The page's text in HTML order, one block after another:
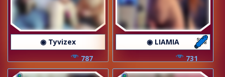
◉ Tyvizex
787
◉ LIAMIA
731